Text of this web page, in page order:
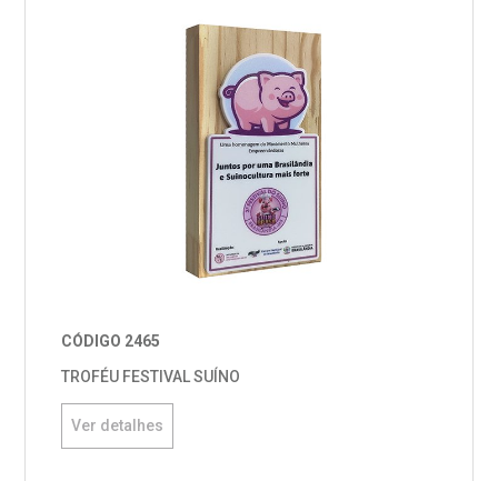
CÓDIGO 2465
TROFÉU FESTIVAL SUÍNO
Ver detalhes